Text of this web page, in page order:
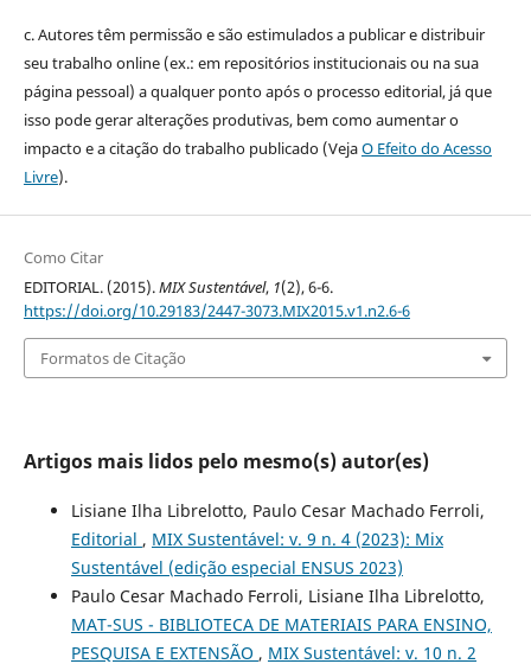
c. Autores têm permissão e são estimulados a publicar e distribuir
seu trabalho online (ex.: em repositórios institucionais ou na sua
página pessoal) a qualquer ponto após o processo editorial, já que
isso pode gerar alterações produtivas, bem como aumentar o
impacto e a citação do trabalho publicado (VejaO Efeito do Acesso
Livre).
Como Citar
EDITORIAL. (2015).MIX Sustentável, 1(2), 6-6.
https://doi.org/10.29183/2447-3073.MIX2015.v1.n2.6-6
Formatos de Citação
Artigos mais lidos pelo mesmo(s) autor(es)
Lisiane Ilha Librelotto, Paulo Cesar Machado Ferroli,
Editorial , MIX Sustentável: v. 9 n. 4 (2023): Mix
Sustentável (edição especial ENSUS 2023)
Paulo Cesar Machado Ferroli, Lisiane Ilha Librelotto,
MAT-SUS - BIBLIOTECA DE MATERIAIS PARA ENSINO,
PESQUISA E EXTENSÃO , MIX Sustentável: v. 10 n. 2